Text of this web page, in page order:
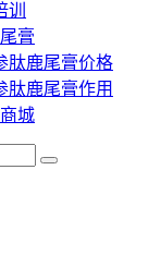
膏
肽鹿尾膏价格
肽鹿尾膏作用
城